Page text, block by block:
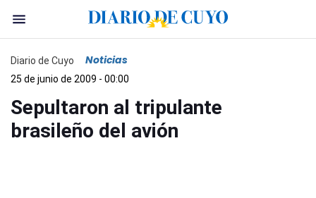
Diario de Cuyo Noticias
25 de junio de 2009 - 00:00
Sepultaron al tripulante
brasileño del avión